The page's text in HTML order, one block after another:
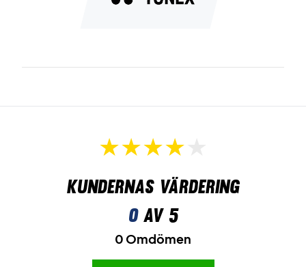
Kundernas värdering
0av 5
0 Omdömen